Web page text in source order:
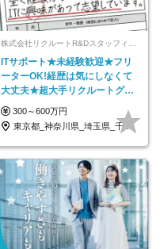
株式会社リクルートR&Dスタッフィング【リクルートグループ】
ITサポート★未経験歓迎★フリ
ーターOK!経歴は気にしなくて
大丈夫★超大手リクルートグル
ープの正社員/sg
300～600万円
東京都_神奈川県_埼玉県_千葉県_大阪府…